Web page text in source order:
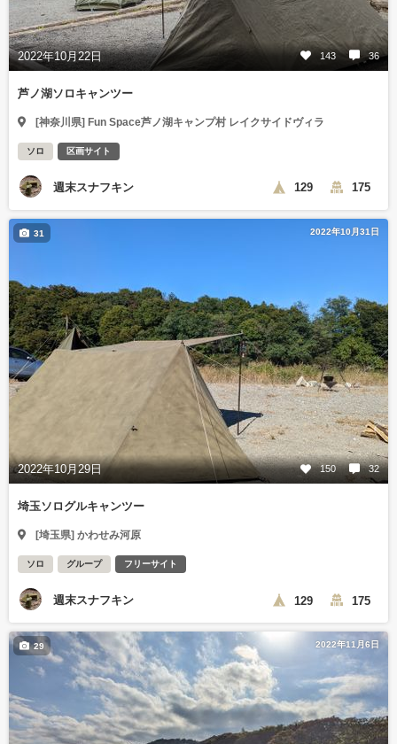
2022年10月22日 143 36
芦ノ湖ソロキャンツー
[神奈川県] Fun Space芦ノ湖キャンプ村 レイクサイドヴィラ
ソロ 区画サイト
週末スナフキン 129 175
2022年10月31日
2022年10月29日 150 32
31
埼玉ソログルキャンツー
[埼玉県] かわせみ河原
ソロ グループ フリーサイト
週末スナフキン 129 175
2022年11月6日
29